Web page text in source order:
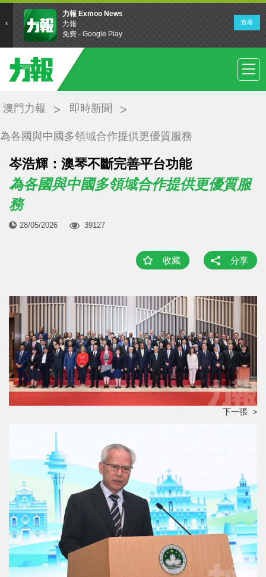
澳門力報 即時新聞
為各國與中國多領域合作提供更優質服務
岑浩輝：澳琴不斷完善平台功能
為各國與中國多領域合作提供更優質服
務
28/05/2026 39127
收藏 分享
下一張 >